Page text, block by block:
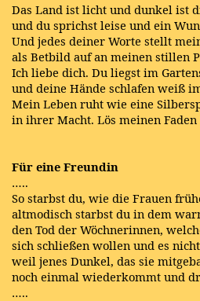
Das Land ist licht und dunkel ist
und du sprichst leise und ein
Und jedes deiner Worte stellt
als Betbild auf an meinen stillen
Ich liebe dich. Du liegst im
und deine Hände schlafen weiß
Mein Leben ruht wie eine
in ihrer Macht. Lös meinen Faden
Für eine Freundin
…..
So starbst du, wie die Frauen
altmodisch starbst du in dem
den Tod der Wöchnerinnen,
sich schließen wollen und es
weil jenes Dunkel, das sie
noch einmal wiederkommt und
…..